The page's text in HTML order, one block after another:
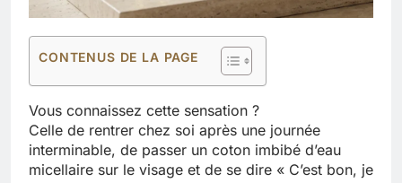
CONTENUS DE LA PAGE
Vous connaissez cette sensation ?
Celle de rentrer chez soi après une journée
interminable, de passer un coton imbibé d’eau
micellaire sur le visage et de se dire « C’est bon, je